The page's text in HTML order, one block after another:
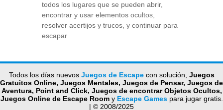
todos los lugares que se pueden abrir,
encontrar y usar elementos ocultos,
resolver acertijos y trucos, y continuar para
escapar
Todos los días nuevos Juegos de Escapecon solución, Juegos
Gratuitos Online, Juegos Mentales, Juegos de Pensar, Juegos de
Aventura, Point and Click, Juegos de encontrar Objetos Ocultos,
Juegos Online de Escape Room y Escape Gamespara jugar gratis.
| © 2008/2025